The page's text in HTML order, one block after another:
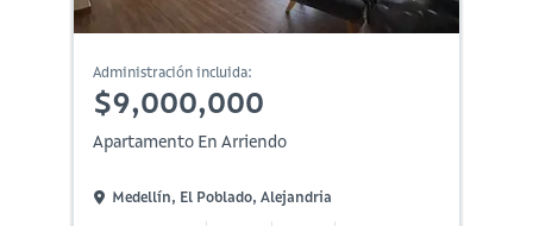
Administración incluida:
$9,000,000
Apartamento En Arriendo
Medellín, El Poblado, Alejandria